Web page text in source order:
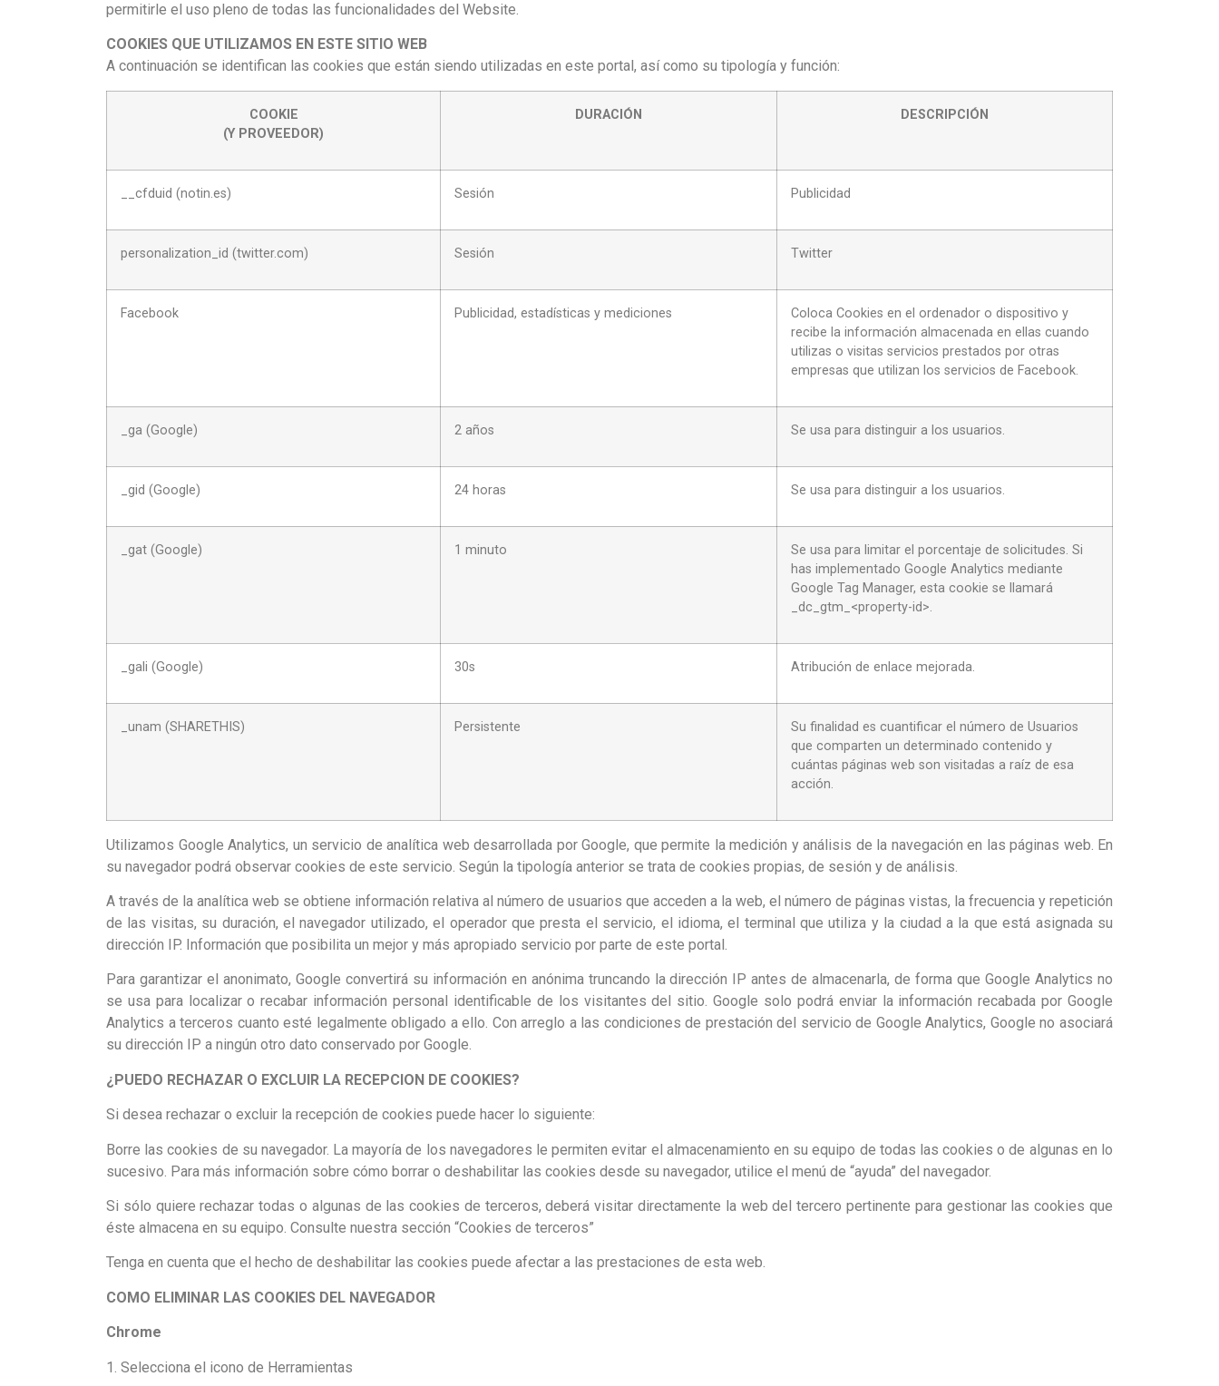
permitirle el uso pleno de todas las funcionalidades del Website.
COOKIES QUE UTILIZAMOS EN ESTE SITIO WEB
A continuación se identifican las cookies que están siendo utilizadas en este portal, así como su tipología y función:
COOKIE
(Y PROVEEDOR)
DURACIÓN DESCRIPCIÓN
__cfduid (notin.es) Sesión Publicidad
personalization_id (twitter.com) Sesión Twitter
Facebook Publicidad, estadísticas y mediciones
Coloca Cookies en el ordenador o dispositivo y
recibe la información almacenada en ellas cuando
utilizas o visitas servicios prestados por otras
empresas que utilizan los servicios de Facebook.
_ga (Google) 2 años Se usa para distinguir a los usuarios.
_gid (Google) 24 horas Se usa para distinguir a los usuarios.
_gat (Google) 1 minuto
Se usa para limitar el porcentaje de solicitudes. Si
has implementado Google Analytics mediante
Google Tag Manager, esta cookie se llamará
_dc_gtm_<property-id>.
_gali (Google) 30s Atribución de enlace mejorada.
_unam (SHARETHIS) Persistente
Su finalidad es cuantificar el número de Usuarios
que comparten un determinado contenido y
cuántas páginas web son visitadas a raíz de esa
acción.
Utilizamos Google Analytics, un servicio de analítica web desarrollada por Google, que permite la medición y análisis de la navegación en las páginas web. En
su navegador podrá observar cookies de este servicio. Según la tipología anterior se trata de cookies propias, de sesión y de análisis.
A través de la analítica web se obtiene información relativa al número de usuarios que acceden a la web, el número de páginas vistas, la frecuencia y repetición
de las visitas, su duración, el navegador utilizado, el operador que presta el servicio, el idioma, el terminal que utiliza y la ciudad a la que está asignada su
dirección IP. Información que posibilita un mejor y más apropiado servicio por parte de este portal.
Para garantizar el anonimato, Google convertirá su información en anónima truncando la dirección IP antes de almacenarla, de forma que Google Analytics no
se usa para localizar o recabar información personal identificable de los visitantes del sitio. Google solo podrá enviar la información recabada por Google
Analytics a terceros cuanto esté legalmente obligado a ello. Con arreglo a las condiciones de prestación del servicio de Google Analytics, Google no asociará
su dirección IP a ningún otro dato conservado por Google.
¿PUEDO RECHAZAR O EXCLUIR LA RECEPCION DE COOKIES?
Si desea rechazar o excluir la recepción de cookies puede hacer lo siguiente:
Borre las cookies de su navegador. La mayoría de los navegadores le permiten evitar el almacenamiento en su equipo de todas las cookies o de algunas en lo
sucesivo. Para más información sobre cómo borrar o deshabilitar las cookies desde su navegador, utilice el menú de “ayuda” del navegador.
Si sólo quiere rechazar todas o algunas de las cookies de terceros, deberá visitar directamente la web del tercero pertinente para gestionar las cookies que
éste almacena en su equipo. Consulte nuestra sección “Cookies de terceros”
Tenga en cuenta que el hecho de deshabilitar las cookies puede afectar a las prestaciones de esta web.
COMO ELIMINAR LAS COOKIES DEL NAVEGADOR
Chrome
1. Selecciona el icono de Herramientas